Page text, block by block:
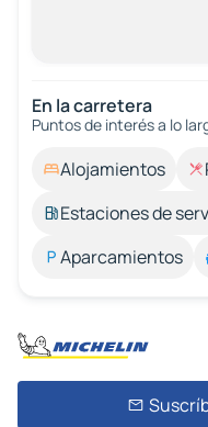
En la carretera
Puntos de interés a lo
Alojamientos
Estaciones de
Aparcamientos